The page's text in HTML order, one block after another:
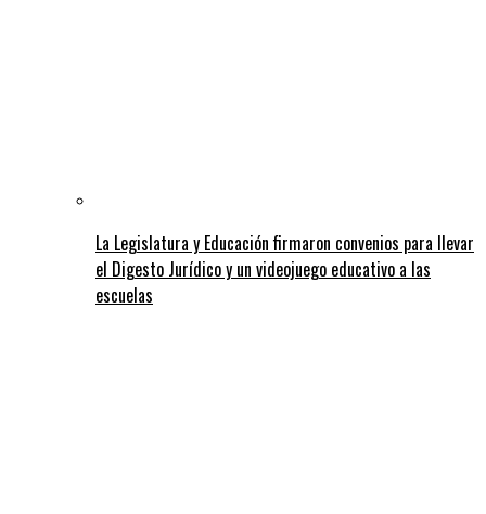
La Legislatura y Educación firmaron convenios para llevar
el Digesto Jurídico y un videojuego educativo a las
escuelas